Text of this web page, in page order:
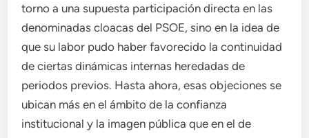
torno a una supuesta participación directa en las
denominadas cloacas del PSOE, sino en la idea de
que su labor pudo haber favorecido la continuidad
de ciertas dinámicas internas heredadas de
periodos previos. Hasta ahora, esas objeciones se
ubican más en el ámbito de la confianza
institucional y la imagen pública que en el de